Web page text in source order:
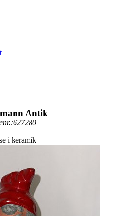
Antik
i keramik